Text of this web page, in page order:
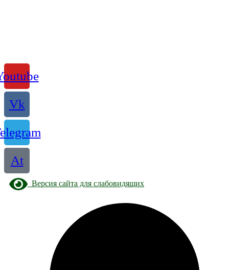
Vk
At
Версия сайта для слабовидящих